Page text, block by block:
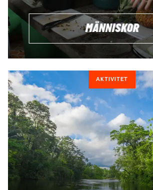
DITT SYFTE
Tänk igenom varför du vill volontärarbeta
har med din insats. Är det för att hjälpa
färdigheter eller bara för att resa?
KULTUREN
Var medveten om kulturen i det land där
volontärarbeta. Få ut mer av din
visa intresse för att lära dig om den
alltid respekt för lokala sedvänjor.
FÖRBEREDELSE
Vi ser till att förbereda dig så gott det går
bestämmer dig för att åka. Men se till att
MÄNNISKOR
AKTIVITET